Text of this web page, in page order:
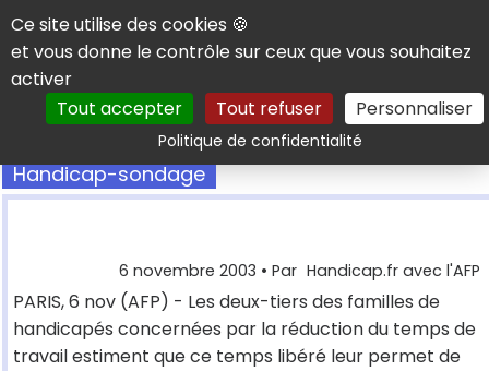
Panneau de gestion des cookies
Ce site utilise des cookies 🍪
et vous donne le contrôle sur ceux que vous souhaitez
activer
Tout accepter
Tout refuser Personnaliser
Politique de confidentialitéRechercher
Handicap-sondage
6 novembre 2003 • Par Handicap.fr avec l'AFP
PARIS, 6 nov (AFP) - Les deux-tiers des familles de
handicapés concernées par la réduction du temps de
travail estiment que ce temps libéré leur permet de